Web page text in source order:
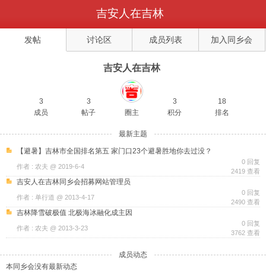
吉安人在吉林
返回
发帖
发帖 讨论区 成员列表 加入同乡会
吉安人在吉林
3
成员
3
帖子
圈主
3
积分
18
排名
最新主题
【避暑】吉林市全国排名第五 家门口23个避暑胜地你去过没？
作者 : 农夫 @ 2019-6-4
0 回复
2419 查看
吉安人在吉林同乡会招募网站管理员
作者 : 单行道 @ 2013-4-17
0 回复
2490 查看
吉林降雪破极值 北极海冰融化成主因
作者 : 农夫 @ 2013-3-23
0 回复
3762 查看
成员动态
本同乡会没有最新动态